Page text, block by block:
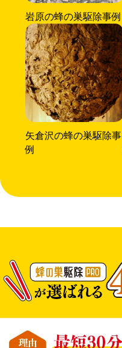
岩原の蜂の巣駆除事例
矢倉沢の蜂の巣駆除事
例